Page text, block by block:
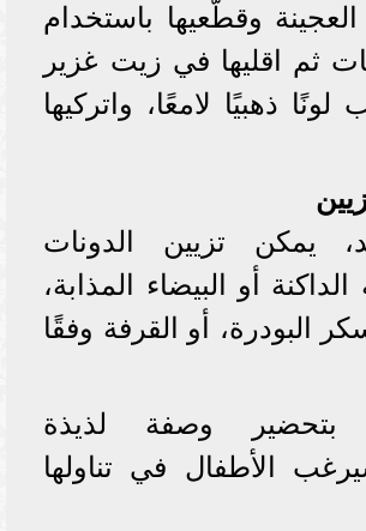
وقطّعيها باستخدام
ثم اقليها في زيت غزير
ذهبيًا لامعًا، واتركيها
يمكن تزيين الدونات
الداكنة أو البيضاء المذابة،
البودرة، أو القرفة وفقًا
بتحضير وصفة لذيذة
الأطفال في تناولها